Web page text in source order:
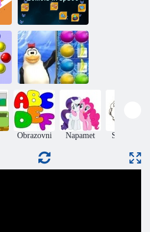
Zumbla u
svemiru
Arctic voće
Obrazovni Napamet Skakanje